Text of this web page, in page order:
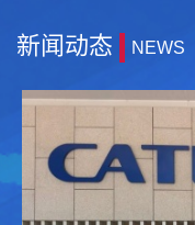
新闻动态 NEWS